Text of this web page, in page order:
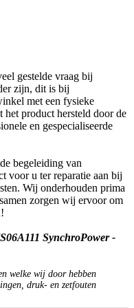
gestelde vraag bij
zijn, dit is bij
met een fysieke
product hersteld door de
en gespecialiseerde
begeleiding van
voor u ter reparatie aan bij
Wij onderhouden prima
zorgen wij ervoor om
SynchroPower -
welke wij door hebben
druk- en zetfouten